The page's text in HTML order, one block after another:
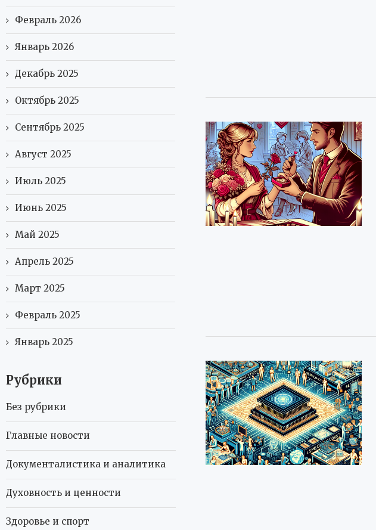
Февраль 2026
Январь 2026
Декабрь 2025
Октябрь 2025
Сентябрь 2025
Август 2025
Июль 2025
Июнь 2025
Май 2025
Апрель 2025
Март 2025
Февраль 2025
Январь 2025
Рубрики
Без рубрики
Главные новости
Документалистика и аналитика
Духовность и ценности
Здоровье и спорт